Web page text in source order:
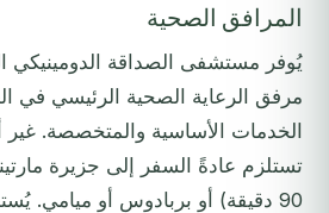
المرافق الصحية
يُوفر مستشفى الصداقة الدومينيكي
مرفق الرعاية الصحية الرئيسي في
الخدمات الأساسية والمتخصصة. غير
تستلزم عادةً السفر إلى جزيرة
90 دقيقة) أو بربادوس أو